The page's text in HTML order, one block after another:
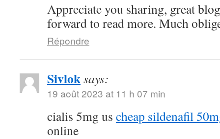
Appreciate you sharing, great
forward to read more. Much
Répondre
Sivloksays:
19 août 2023 at 11 h 07 min
cialis 5mg us cheap sildenafil
online